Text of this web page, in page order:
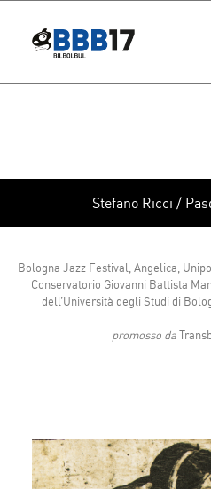
formazione
festival
Stefano Ricci /
Bologna Jazz Festival, Angelica,
Conservatorio Giovanni Battista
dell’Università degli Studi di
promosso da